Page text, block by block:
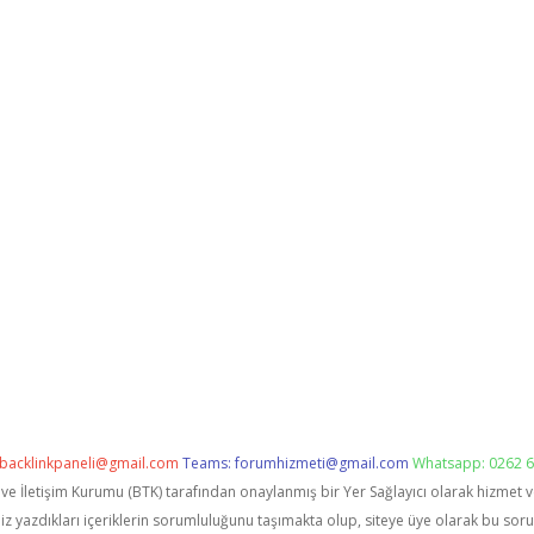
backlinkpaneli@gmail.com Teams:forumhizmeti@gmail.com Whatsapp: 0262
İletişim Kurumu (BTK) tarafından onaylanmış bir Yer Sağlayıcı olarak
yazdıkları içeriklerin sorumluluğunu taşımakta olup, siteye üye olarak bu